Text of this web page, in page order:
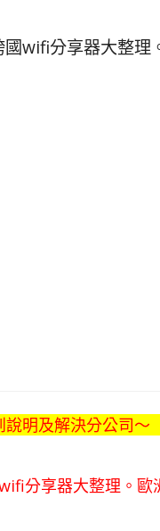
明及解決分公司～